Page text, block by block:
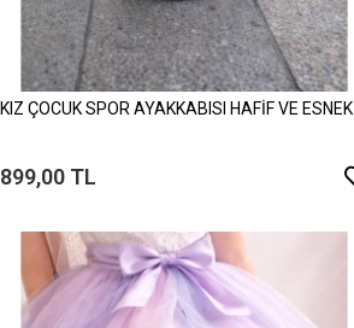
KIZ ÇOCUK SPOR AYAKKABISI HAFİF VE ESNEK
899,00 TL